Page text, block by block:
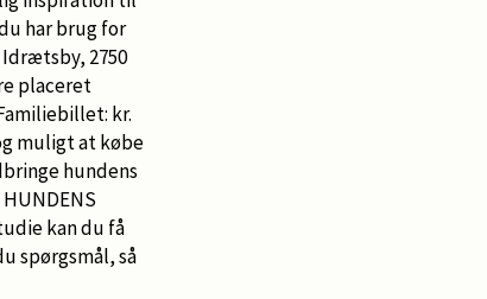
har brug for
2750
placeret
kr.
muligt at købe
hundens
kan du få
spørgsmål, så